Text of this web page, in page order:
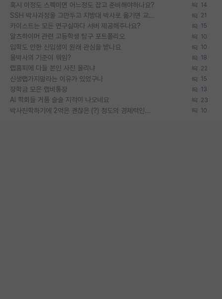
혹시 이정도 스펙이면 어느정도 잡고 준비해야하나요? 14
SSH 박사과정을 그만두고 지방대 박사로 옮기면 교수의 꿈은 끝일까요? 21
카이스트는 모든 연구실마다 서버 제공해주나요? 15
알츠하이머 관련 고등학생 탐구 포트폴리오 10
입학도 안한 신입생이 원래 관심을 받나요 10
물박사의 기준이 뭐임? 18
랩홈피에 다들 본인 사진 올리냐 22
신생랩가지말라는 이유가 있었구나 15
장학금 모은 랩비통장 13
AI 학회들 거품 슬슬 지적이 나오네요 23
박사진학하기에 2억은 괜찮은 (?) 정도의 경제력인가요 10